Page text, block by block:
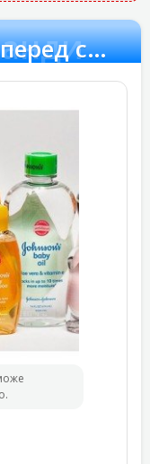
Джонсонс Бебі олія перед сном з ароматом лаванди